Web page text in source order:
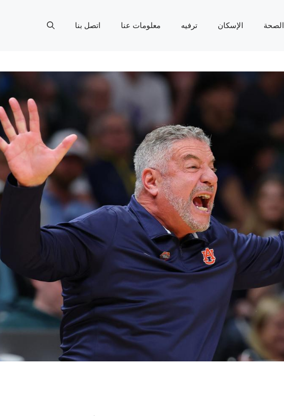
الصحة الإسكان ترفيه معلومات عنا اتصل بنا